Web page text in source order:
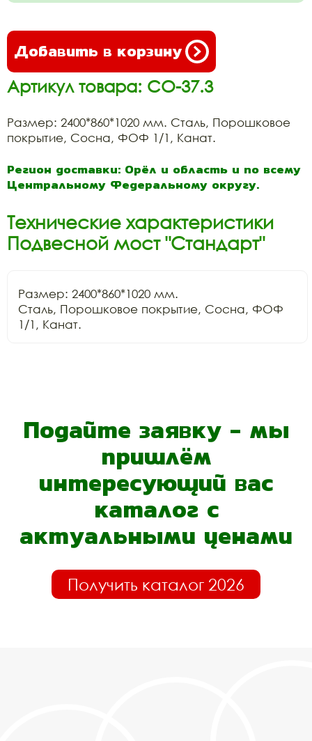
Добавить в корзину
Артикул товара: СО-37.3
Размер: 2400*860*1020 мм. Сталь, Порошковое
покрытие, Сосна, ФОФ 1/1, Канат.
Регион доставки: Орёл и область и по всему
Центральному Федеральному округу.
Технические характеристики
Подвесной мост "Стандарт"
Размер: 2400*860*1020 мм.
Сталь, Порошковое покрытие, Сосна, ФОФ
1/1, Канат.
Подайте заявку - мы
пришлём
интересующий вас
каталог с
актуальными ценами
Получить каталог 2026